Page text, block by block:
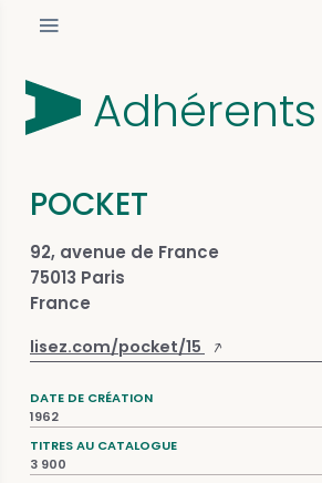
Adhérents
POCKET
92, avenue de France
75013 Paris
France
lisez.com/pocket/15
DATE DE CRÉATION
1962
TITRES AU CATALOGUE
3 900